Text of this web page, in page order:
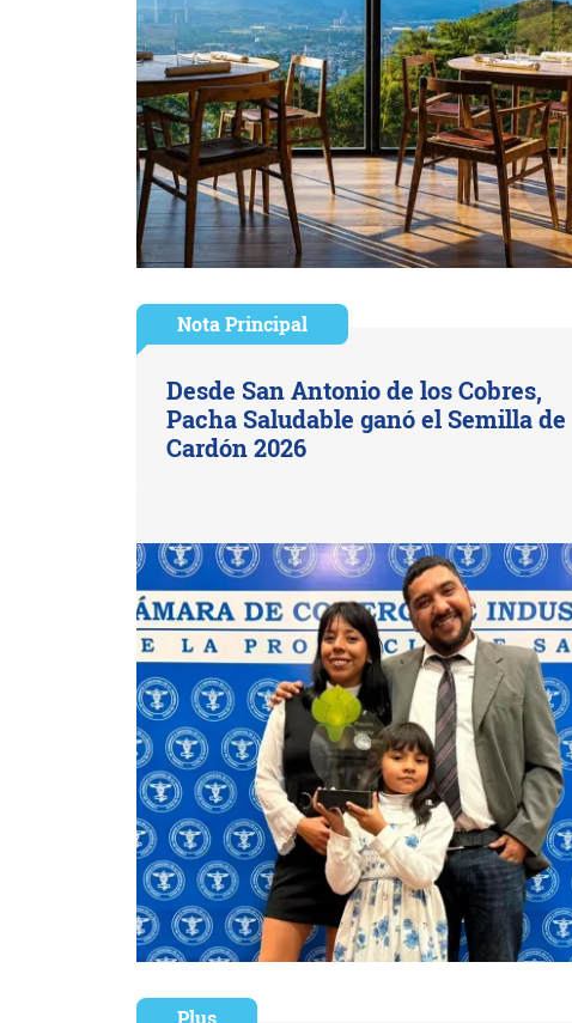
Nota Principal
Desde San Antonio de los Cobres,
Pacha Saludable ganó el Semilla de
Cardón 2026
Plus